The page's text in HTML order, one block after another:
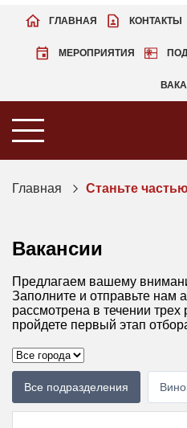
МЕРОПРИЯТИЯ
ГЛАВНАЯ КОНТАКТЫ
Главная Станьте
Вакансии
Предлагаем вашему
Заполните и отправьте нам
рассмотрена в течении
пройдете первый этап
Все подразделения